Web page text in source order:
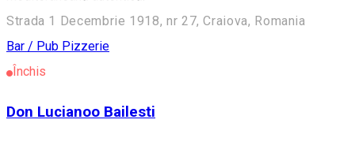
Strada 1 Decembrie 1918, nr 27, Craiova, Romania
Bar / Pub Pizzerie
Închis
Don Lucianoo Bailesti